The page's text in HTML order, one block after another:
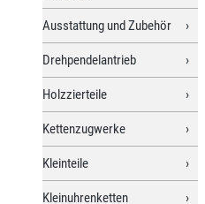
Ausstattung und Zubehör
Drehpendelantrieb
Holzzierteile
Kettenzugwerke
Kleinteile
Kleinuhrenketten